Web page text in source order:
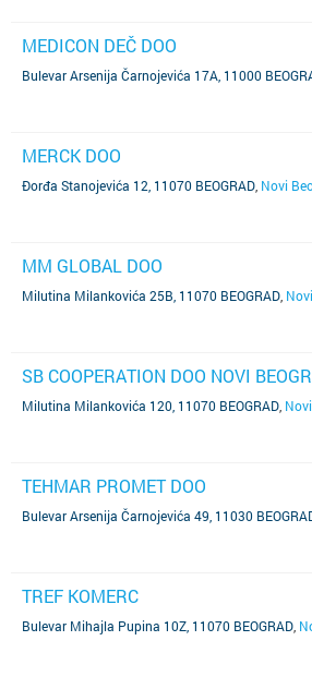
MEDICON DEČ DOO
Bulevar Arsenija Čarnojevića 17A, 11000
MERCK DOO
Đorđa Stanojevića 12, 11070 BEOGRAD Novi
MM GLOBAL DOO
Milutina Milankovića 25B, 11070 BEOGRAD
SB COOPERATION DOO NOVI
Milutina Milankovića 120, 11070 BEOGRAD
TEHMAR PROMET DOO
Bulevar Arsenija Čarnojevića 49, 11030
TREF KOMERC
Bulevar Mihajla Pupina 10Z, 11070 BEOGRAD